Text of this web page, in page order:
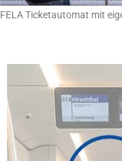
FELA Ticketautomat mit